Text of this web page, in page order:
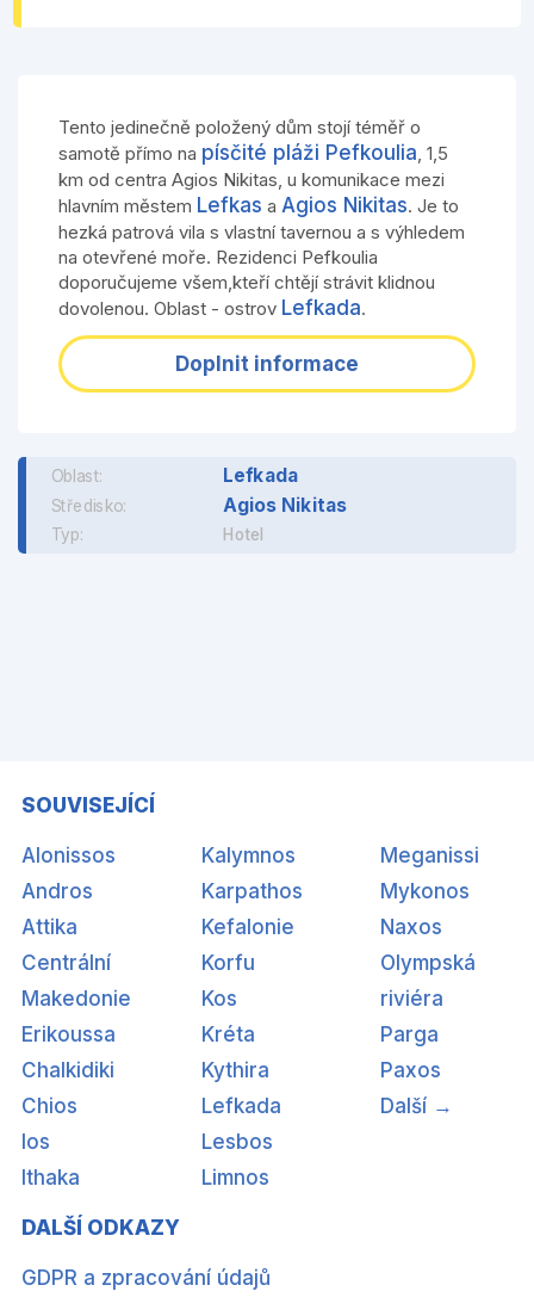
Tento jedinečně položený dům stojí téměř o
samotě přímo na písčité pláži Pefkoulia, 1,5
km od centra Agios Nikitas, u komunikace mezi
hlavním městem Lefkas a Agios Nikitas. Je to
hezká patrová vila s vlastní tavernou a s výhledem
na otevřené moře. Rezidenci Pefkoulia
doporučujeme všem,kteří chtějí strávit klidnou
dovolenou. Oblast - ostrov Lefkada.
Doplnit informace
Oblast: Lefkada
Středisko: Agios Nikitas
Typ: Hotel
SOUVISEJÍCÍ
Alonissos
Andros
Attika
Centrální
Makedonie
Erikoussa
Chalkidiki
Chios
Ios
Ithaka
Kalymnos
Karpathos
Kefalonie
Korfu
Kos
Kréta
Kythira
Lefkada
Lesbos
Limnos
Meganissi
Mykonos
Naxos
Olympská
riviéra
Parga
Paxos
Další →
DALŠÍ ODKAZY
GDPR a zpracování údajů